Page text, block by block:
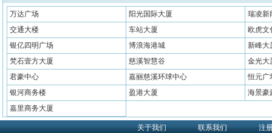
万达广场 阳光国际大厦
瑞凌新
交通大楼
车站大厦
欧虎文
银亿四明广场
博浪海港城
新峰大
梵石壹方大厦
慈溪智慧谷
金光大
君豪中心
嘉丽慈溪环球中心
恒元广
银河商务楼
盈港大厦
海景豪
嘉里商务大厦
关于我们 联系我们 注